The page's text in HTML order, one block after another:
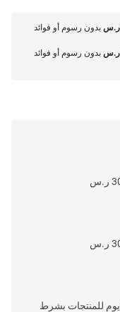
بدون رسوم أو فوائد
بدون رسوم أو فوائد
خدمة إرجاع سهلة وسريعة خلال 30 يوم للمنتجات بشرط